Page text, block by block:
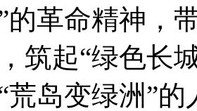
的革命精神，
筑起“绿色长
岛变绿洲”的